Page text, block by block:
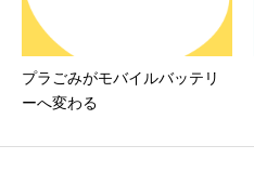
プラごみがモバイルバッテリ
ーへ変わる